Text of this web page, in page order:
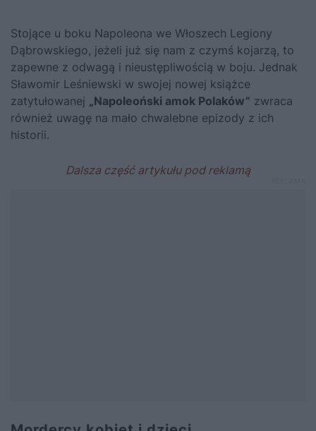
Stojące u boku Napoleona we Włoszech Legiony
Dąbrowskiego, jeżeli już się nam z czymś kojarzą, to
zapewne z odwagą i nieustępliwością w boju. Jednak
Sławomir Leśniewski w swojej nowej książce
zatytułowanej „Napoleoński amok Polaków” zwraca
również uwagę na mało chwalebne epizody z ich
historii.